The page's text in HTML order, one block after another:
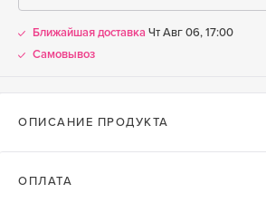
Ближайшая доставка Чт Авг 06, 17:00
Самовывоз
ОПИСАНИЕ ПРОДУКТА
ОПЛАТА